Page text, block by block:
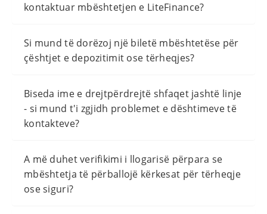
kontaktuar mbështetjen e LiteFinance?
Si mund të dorëzoj një biletë mbështetëse për
çështjet e depozitimit ose tërheqjes?
Biseda ime e drejtpërdrejtë shfaqet jashtë linje
- si mund t'i zgjidh problemet e dështimeve të
kontakteve?
A më duhet verifikimi i llogarisë përpara se
mbështetja të përballojë kërkesat për tërheqje
ose siguri?